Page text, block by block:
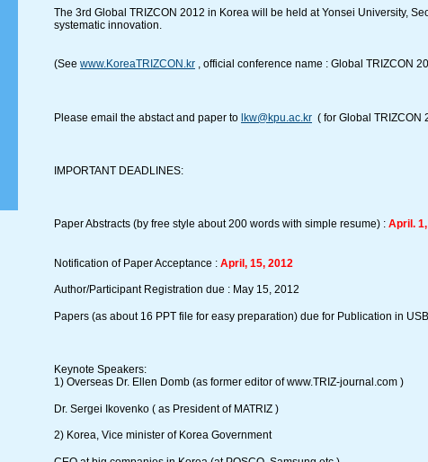
The 3rd Global TRIZCON 2012 in Korea will be held at Yonsei University,
systematic innovation.
(See www.KoreaTRIZCON.kr , official conference name : Global TRIZCON
Please email the abstact and paper to lkw@kpu.ac.kr ( for Global TRIZCON
IMPORTANT DEADLINES:
Paper Abstracts (by free style about 200 words with simple resume) : April.
Notification of Paper Acceptance : April, 15, 2012
Author/Participant Registration due : May 15, 2012
Papers (as about 16 PPT file for easy preparation) due for Publication in
Keynote Speakers:
1) Overseas Dr. Ellen Domb (as former editor of www.TRIZ-journal.com )
Dr. Sergei Ikovenko ( as President of MATRIZ )
2) Korea, Vice minister of Korea Government